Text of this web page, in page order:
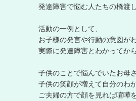
発達障害で悩む人たちの橋渡
活動の一例として、
お子様の発言や行動の意図が
実際に発達障害とわかってか
子供のことで悩んでいたお母
子供の笑顔が増えて自分のわ
ご夫婦の方で顔を見れば喧嘩